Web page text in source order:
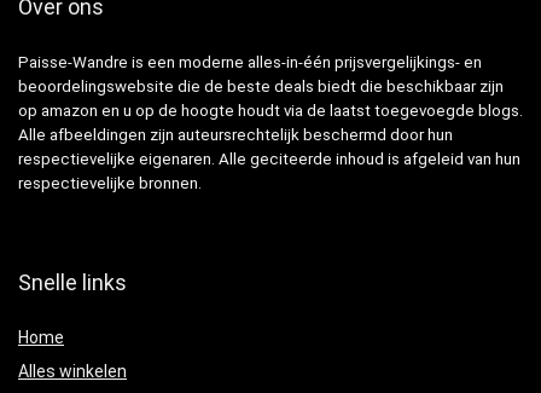
Over ons
Paisse-Wandre is een moderne alles-in-één prijsvergelijkings- en
beoordelingswebsite die de beste deals biedt die beschikbaar zijn
op amazon en u op de hoogte houdt via de laatst toegevoegde blogs.
Alle afbeeldingen zijn auteursrechtelijk beschermd door hun
respectievelijke eigenaren. Alle geciteerde inhoud is afgeleid van hun
respectievelijke bronnen.
Snelle links
Home
Alles winkelen